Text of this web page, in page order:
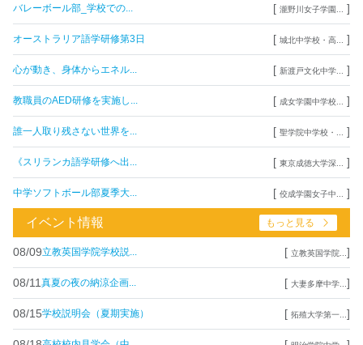
バレーボール部_学校での... [ 瀧野川女子学園... ]
オーストラリア語学研修第3日 [ 城北中学校・高... ]
心が動き、身体からエネル... [ 新渡戸文化中学... ]
教職員のAED研修を実施し... [ 成女学園中学校... ]
誰一人取り残さない世界を... [ 聖学院中学校・... ]
《スリランカ語学研修へ出... [ 東京成徳大学深... ]
中学ソフトボール部夏季大... [ 佼成学園女子中... ]
イベント情報 もっと見る
08/09立教英国学院学校説... [ 立教英国学院... ]
08/11 真夏の夜の納涼企画... [ 大妻多摩中学... ]
08/15学校説明会（夏期実施） [ 拓殖大学第一... ]